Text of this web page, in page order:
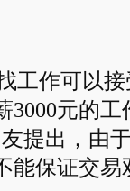
作可以接
3000元的
提出，由
能保证交